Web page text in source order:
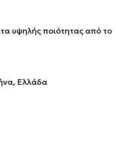
υψηλής ποιότητας από το
Ελλάδα